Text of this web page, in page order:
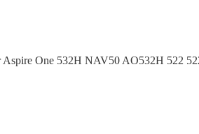
Aspire One 532H NAV50 AO532H 522